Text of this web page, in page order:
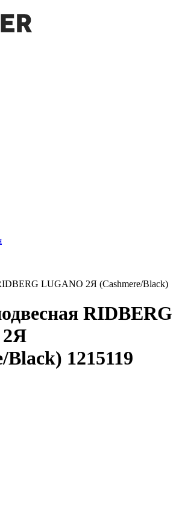
LUGANO 2Я (Cashmere/Black)
RIDBERG
Black) 1215119